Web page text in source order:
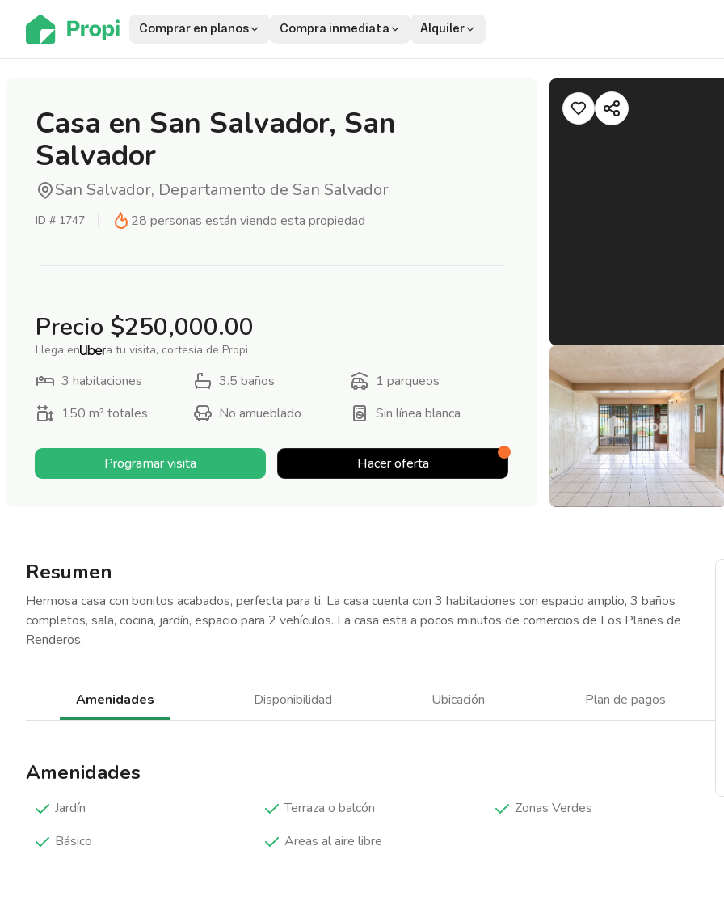
Comprar en planos Compra inmediata Alquiler
Casa en San Salvador, San
Salvador
San Salvador, Departamento de San Salvador
ID # 1747 28 personas están viendo esta propiedad
Precio $250,000.00
Llega en a tu visita, cortesía de Propi
3 habitaciones 3.5 baños 1 parqueos
150 m²totales No amueblado Sin línea blanca
Programar visita Hacer oferta
Resumen
Hermosa casa con bonitos acabados, perfecta para ti. La casa cuenta con 3 habitaciones con espacio amplio, 3 baños
completos, sala, cocina, jardín, espacio para 2 vehículos. La casa esta a pocos minutos de comercios de Los Planes de
Renderos.
Amenidades Disponibilidad Ubicación Plan de pagos
Amenidades
Jardín Terraza o balcón
Zonas Verdes
Básico
Areas al aire libre